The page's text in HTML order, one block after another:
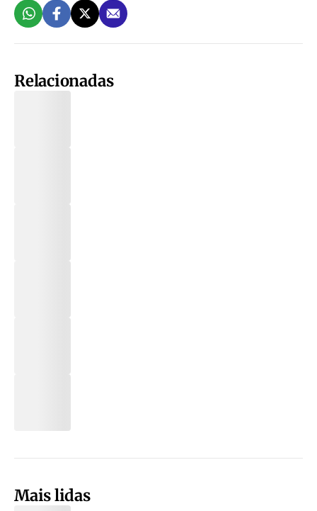
Relacionadas
Mais lidas